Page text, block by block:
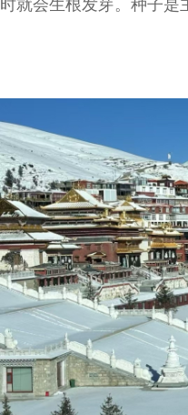
时就会生根发芽。种子是